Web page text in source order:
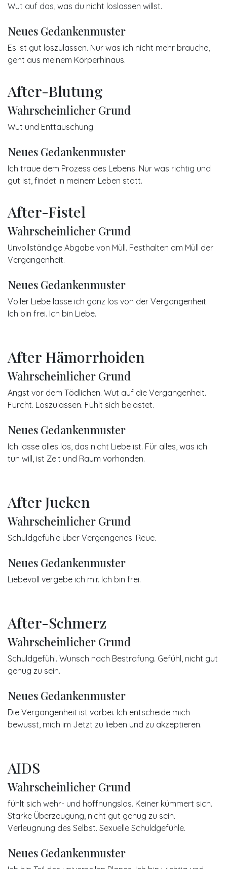
Wut auf das, was du nicht loslassen willst.
Neues Gedankenmuster
Es ist gut loszulassen. Nur was ich nicht mehr brauche,
geht aus meinem Körperhinaus.
After-Blutung
Wahrscheinlicher Grund
Wut und Enttäuschung.
Neues Gedankenmuster
Ich traue dem Prozess des Lebens. Nur was richtig und
gut ist, findet in meinem Leben statt.
After-Fistel
Wahrscheinlicher Grund
Unvollständige Abgabe von Müll. Festhalten am Müll der
Vergangenheit.
Neues Gedankenmuster
Voller Liebe lasse ich ganz los von der Vergangenheit.
Ich bin frei. Ich bin Liebe.
After Hämorrhoiden
Wahrscheinlicher Grund
Angst vor dem Tödlichen. Wut auf die Vergangenheit.
Furcht. Loszulassen. Fühlt sich belastet.
Neues Gedankenmuster
Ich lasse alles los, das nicht Liebe ist. Für alles, was ich
tun will, ist Zeit und Raum vorhanden.
After Jucken
Wahrscheinlicher Grund
Schuldgefühle über Vergangenes. Reue.
Neues Gedankenmuster
Liebevoll vergebe ich mir. Ich bin frei.
After-Schmerz
Wahrscheinlicher Grund
Schuldgefühl. Wunsch nach Bestrafung. Gefühl, nicht gut
genug zu sein.
Neues Gedankenmuster
Die Vergangenheit ist vorbei. Ich entscheide mich
bewusst, mich im Jetzt zu lieben und zu akzeptieren.
AIDS
Wahrscheinlicher Grund
fühlt sich wehr- und hoffnungslos. Keiner kümmert sich.
Starke Überzeugung, nicht gut genug zu sein.
Verleugnung des Selbst. Sexuelle Schuldgefühle.
Neues Gedankenmuster